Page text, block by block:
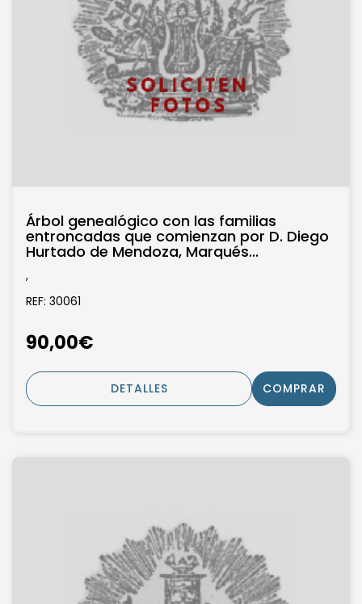
Árbol genealógico con las familias
entroncadas que comienzan por D. Diego
Hurtado de Mendoza, Marqués...
,
REF: 30061
90,00€
DETALLES COMPRAR